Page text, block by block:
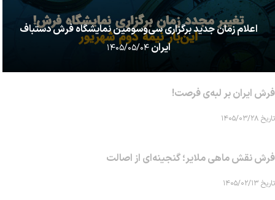
اعلام زمان جدید برگزاری سی‌وسومین نمایشگاه فرش دستباف
ایران۱۴۰۵/۰۵/۰۴
فرش ایران بر لبه‌ی فرصت!
تاریخ ۱۴۰۵/۰۳/۲۸
فرش نقش ماهی‌ ملایر؛ گنجینه‌ای از اصالت
تاریخ ۱۴۰۵/۰۲/۱۳